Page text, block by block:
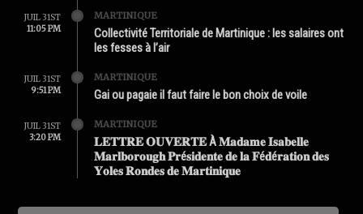
JUIL 31ST
11:05 PM
MARTINIQUE
Collectivité Territoriale de Martinique : les salaires ont
les fesses à l’air
JUIL 31ST
9:51 PM
MARTINIQUE
Gai ou pagaie il faut faire le bon choix de voile
JUIL 31ST
3:20 PM
MARTINIQUE
𝐋𝐄𝐓𝐓𝐑𝐄 𝐎𝐔𝐕𝐄𝐑𝐓𝐄 À 𝐌𝐚𝐝𝐚𝐦𝐞 𝐈𝐬𝐚𝐛𝐞𝐥𝐥𝐞
𝐌𝐚𝐫𝐥𝐛𝐨𝐫𝐨𝐮𝐠𝐡 𝐏𝐫é𝐬𝐢𝐝𝐞𝐧𝐭𝐞 𝐝𝐞 𝐥𝐚 𝐅é𝐝é𝐫𝐚𝐭𝐢𝐨𝐧 𝐝𝐞𝐬
𝐘𝐨𝐥𝐞𝐬 𝐑𝐨𝐧𝐝𝐞𝐬 𝐝𝐞 𝐌𝐚𝐫𝐭𝐢𝐧𝐢𝐪𝐮𝐞